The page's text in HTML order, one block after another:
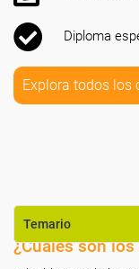
Diploma
Explora todos los
Temario
¿Cuáles son